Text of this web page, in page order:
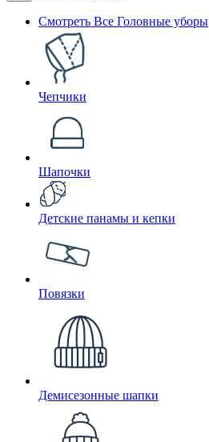
Смотреть Все Головные уборы
Чепчики
Шапочки
Детские панамы и кепки
Повязки
Демисезонные шапки